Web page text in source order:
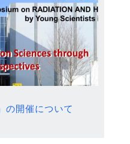
の開催について